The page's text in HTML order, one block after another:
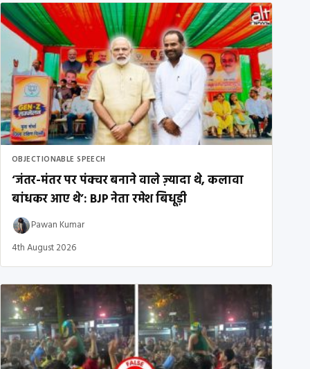
OBJECTIONABLE SPEECH
‘जंतर-मंतर पर पंक्चर बनाने वाले ज़्यादा थे, कलावा
बांधकर आए थे’: BJP नेता रमेश बिधूड़ी
Pawan Kumar
4th August 2026